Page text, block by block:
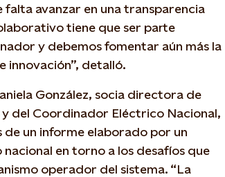
falta avanzar en una transparencia
tiene que ser parte
y debemos fomentar aún más la
innovación”, detalló.
González, socia directora de
y del Coordinador Eléctrico Nacional,
de un informe elaborado por un
en torno a los desafíos que
operador del sistema. “La